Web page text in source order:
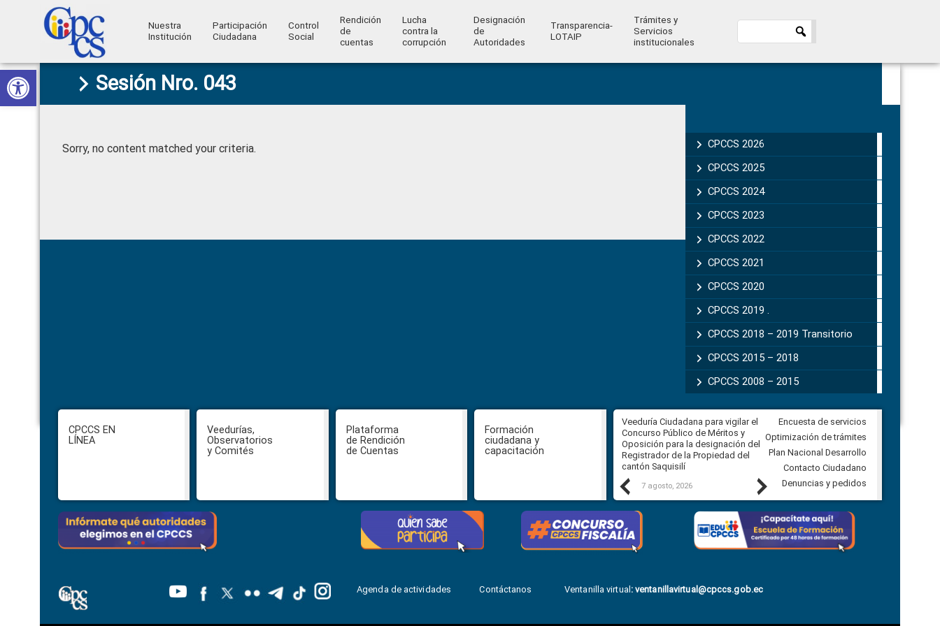
Abrir barra de herramientas
Skip
to
primary
Skip
to
main
Skip
to
primary
Skip
to
footer
Consejo
Ciudadana
Construyendo
Ciudadano
Nuestra
Institución
Participación
Ciudadana
Control
Social
Rendición
de
cuentas
Lucha
contra la
corrupción
Designación
de
Autoridades
Transparencia-
LOTAIP
Trámites y
Servicios
institucionales
Sesión Nro. 043
Sorry, no content matched your criteria.
Sidebar
CPCCS 2026
CPCCS 2025
CPCCS 2024
CPCCS 2023
CPCCS 2022
CPCCS 2021
CPCCS 2020
CPCCS 2019 .
CPCCS 2018 – 2019 Transitorio
CPCCS 2015 – 2018
CPCCS 2008 – 2015
Footer
CPCCS EN
LÍNEA
Veedurías,
Observatorios
y Comités
Plataforma
de Rendición
de Cuentas
Formación
ciudadana y
capacitación
Previous
Veeduría para designación de la
autoridad de la SOT
Veeduría Ciudadana para vigilar el
Concurso Público de Méritos y
Oposición para la designación del
Registrador de la Propiedad del
cantón Saquisilí
7 agosto, 2026
Veeduría Ciudadana para vigilar la
construcción del asfaltado de
Ballenita del cantón Santa Elena
7 agosto, 2026
Next
Encuesta de servicios
Optimización de trámites
Plan Nacional Desarrollo
Contacto Ciudadano
Denuncias y pedidos
Agenda de actividades Contáctanos Ventanilla virtual:ventanillavirtual@cpccs.gob.ec